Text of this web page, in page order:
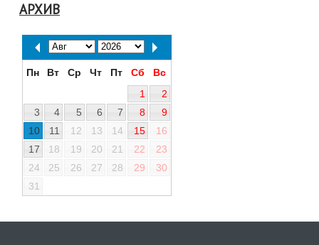
АРХИВ
Пн Вт Ср Чт Пт Сб
Вс
1
2
3
4 5 6 7 8
9
10
11 12 13 14 15
16
17
18 19 20 21 22
23
24
25 26 27 28 29
30
31